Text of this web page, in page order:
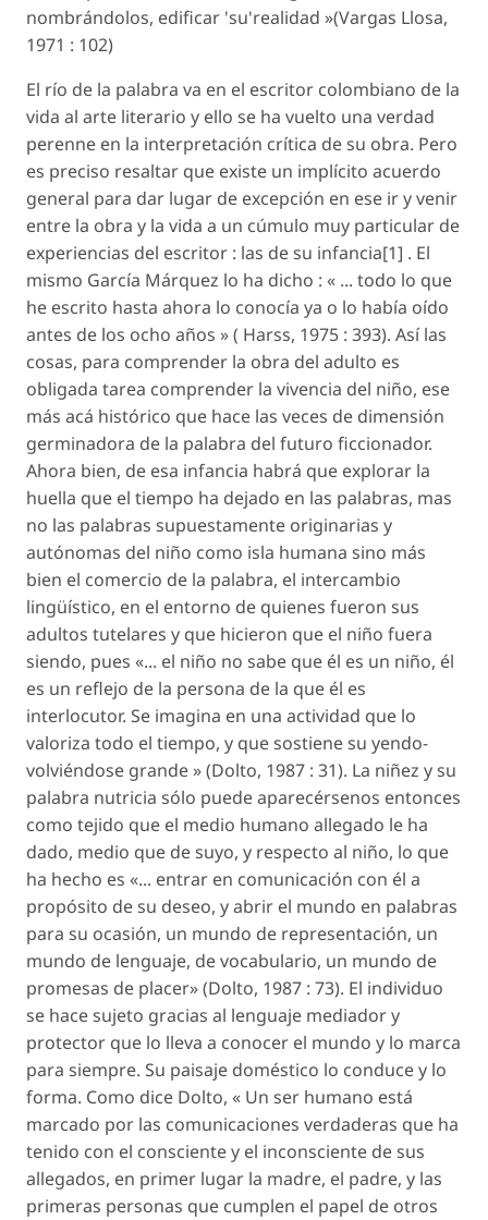
nombrándolos, edificar 'su'realidad »(Vargas Llosa,
1971 : 102)
El río de la palabra va en el escritor colombiano de la
vida al arte literario y ello se ha vuelto una verdad
perenne en la interpretación crítica de su obra. Pero
es preciso resaltar que existe un implícito acuerdo
general para dar lugar de excepción en ese ir y venir
entre la obra y la vida a un cúmulo muy particular de
experiencias del escritor : las de su infancia[1] . El
mismo García Márquez lo ha dicho : « ... todo lo que
he escrito hasta ahora lo conocía ya o lo había oído
antes de los ocho años » ( Harss, 1975 : 393). Así las
cosas, para comprender la obra del adulto es
obligada tarea comprender la vivencia del niño, ese
más acá histórico que hace las veces de dimensión
germinadora de la palabra del futuro ficcionador.
Ahora bien, de esa infancia habrá que explorar la
huella que el tiempo ha dejado en las palabras, mas
no las palabras supuestamente originarias y
autónomas del niño como isla humana sino más
bien el comercio de la palabra, el intercambio
lingüístico, en el entorno de quienes fueron sus
adultos tutelares y que hicieron que el niño fuera
siendo, pues «... el niño no sabe que él es un niño, él
es un reflejo de la persona de la que él es
interlocutor. Se imagina en una actividad que lo
valoriza todo el tiempo, y que sostiene su yendo-
volviéndose grande » (Dolto, 1987 : 31). La niñez y su
palabra nutricia sólo puede aparecérsenos entonces
como tejido que el medio humano allegado le ha
dado, medio que de suyo, y respecto al niño, lo que
ha hecho es «... entrar en comunicación con él a
propósito de su deseo, y abrir el mundo en palabras
para su ocasión, un mundo de representación, un
mundo de lenguaje, de vocabulario, un mundo de
promesas de placer» (Dolto, 1987 : 73). El individuo
se hace sujeto gracias al lenguaje mediador y
protector que lo lleva a conocer el mundo y lo marca
para siempre. Su paisaje doméstico lo conduce y lo
forma. Como dice Dolto, « Un ser humano está
marcado por las comunicaciones verdaderas que ha
tenido con el consciente y el inconsciente de sus
allegados, en primer lugar la madre, el padre, y las
primeras personas que cumplen el papel de otros